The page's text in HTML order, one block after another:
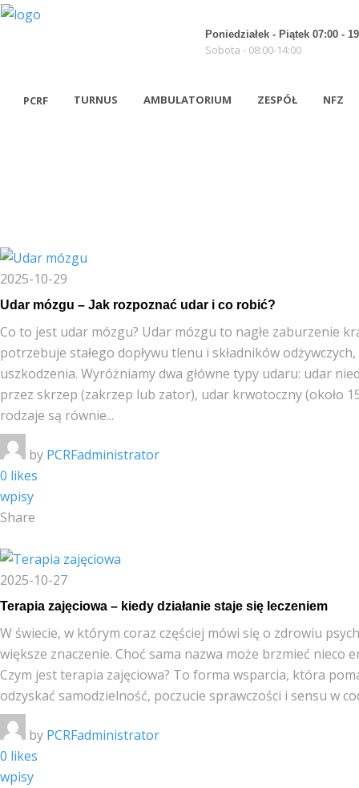
Poniedziałek - Piątek 07:00 -
Sobota - 08:00-14:00
PCRF
Władze
Grupa Kapitałowa
TURNUS AMBULATORIUM ZESPÓŁ NFZ
2025-10-29
Udar mózgu – Jak rozpoznać udar i co robić?
Co to jest udar mózgu? Udar mózgu to nagłe zaburzenie
potrzebuje stałego dopływu tlenu i składników
uszkodzenia. Wyróżniamy dwa główne typy udaru: udar
przez skrzep (zakrzep lub zator), udar krwotoczny (około
rodzaje są równie...
by PCRFadministrator
0 likes
wpisy
Share
2025-10-27
Terapia zajęciowa – kiedy działanie staje się leczeniem
W świecie, w którym coraz częściej mówi się o zdrowiu
większe znaczenie. Choć sama nazwa może brzmieć
Czym jest terapia zajęciowa? To forma wsparcia, która
odzyskać samodzielność, poczucie sprawczości i sensu w
by PCRFadministrator
0 likes
wpisy